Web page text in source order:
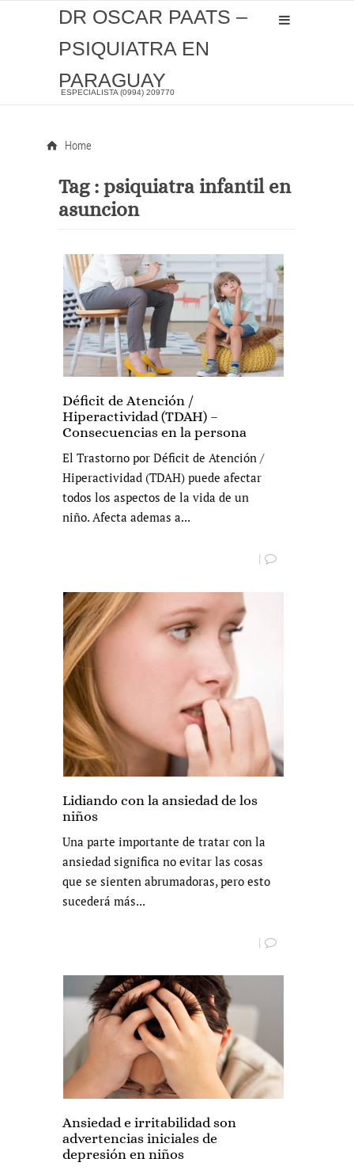
DR OSCAR PAATS –
PSIQUIATRA EN
PARAGUAY
ESPECIALISTA (0994) 209770
Home
Tag : psiquiatra infantil en
asuncion
Déficit de Atención /
Hiperactividad (TDAH) –
Consecuencias en la persona
El Trastorno por Déficit de Atención /
Hiperactividad (TDAH) puede afectar
todos los aspectos de la vida de un
niño. Afecta ademas a...
|
Lidiando con la ansiedad de los
niños
Una parte importante de tratar con la
ansiedad significa no evitar las cosas
que se sienten abrumadoras, pero esto
sucederá más...
|
Ansiedad e irritabilidad son
advertencias iniciales de
depresión en niños